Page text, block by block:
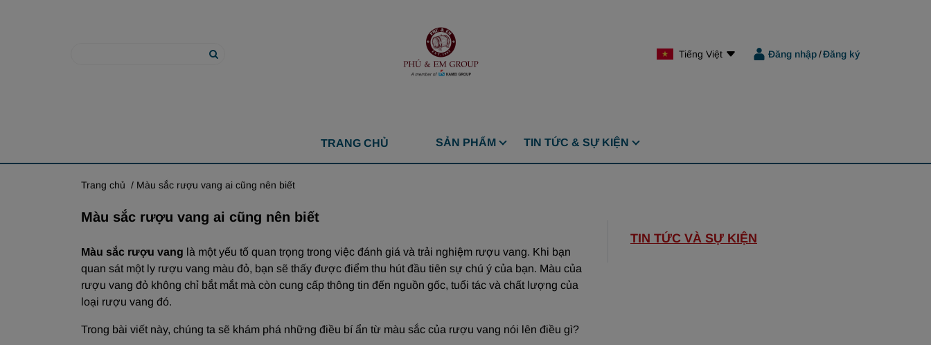
Tiếng Việt Đăng nhập/Đăng ký
TRANG CHỦ SẢN PHẨM TIN TỨC & SỰ KIỆN
Trang chủ / Màu sắc rượu vang ai cũng nên biết
Màu sắc rượu vang ai cũng nên biết
Màu sắc rượu vang là một yếu tố quan trọng trong việc đánh giá và trải nghiệm rượu vang. Khi bạn
quan sát một ly rượu vang màu đỏ, bạn sẽ thấy được điểm thu hút đầu tiên sự chú ý của bạn. Màu của
rượu vang đỏ không chỉ bắt mắt mà còn cung cấp thông tin đến nguồn gốc, tuổi tác và chất lượng của
loại rượu vang đó.
Trong bài viết này, chúng ta sẽ khám phá những điều bí ẩn từ màu sắc của rượu vang nói lên điều gì?
TIN TỨC VÀ SỰ KIỆN